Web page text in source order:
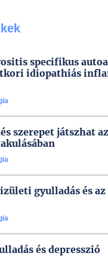
specifikus
idiopathiás
szerepet játszhat
gyulladás és
és depresszió